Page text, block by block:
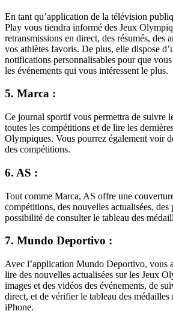
En tant qu’application de la télévision
Play vous tiendra informé des Jeux
retransmissions en direct, des résumés, des
vos athlètes favoris. De plus, elle dispose
notifications personnalisables pour que
les événements qui vous intéressent le plus.
5. Marca :
Ce journal sportif vous permettra de suivre
toutes les compétitions et de lire les
Olympiques. Vous pourrez également voir
des compétitions.
6. AS :
Tout comme Marca, AS offre une
compétitions, des nouvelles actualisées, des
possibilité de consulter le tableau des
7. Mundo Deportivo :
Avec l’application Mundo Deportivo, vous
lire des nouvelles actualisées sur les Jeux
images et des vidéos des événements, de
direct, et de vérifier le tableau des
iPhone.